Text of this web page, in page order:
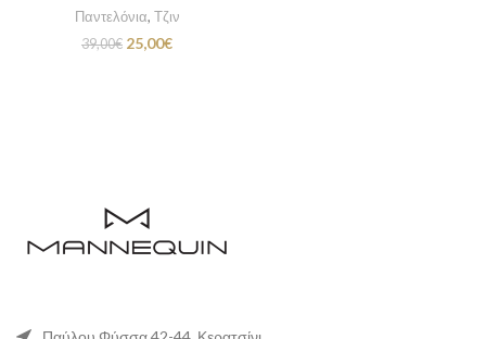
Παντελόνια, Τζιν
39,00€ Original
25,00€Η